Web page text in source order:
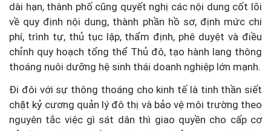
dài hạn, thành phố cũng quyết nghị các nội dung cốt lõi
về quy định nội dung, thành phần hồ sơ, định mức chi
phí, trình tự, thủ tục lập, thẩm định, phê duyệt và điều
chỉnh quy hoạch tổng thể Thủ đô, tạo hành lang thông
thoáng nuôi dưỡng hệ sinh thái doanh nghiệp lớn mạnh.
Đi đôi với sự thông thoáng cho kinh tế là tinh thần siết
chặt kỷ cương quản lý đô thị và bảo vệ môi trường theo
nguyên tắc việc gì sát dân thì giao quyền cho cấp cơ